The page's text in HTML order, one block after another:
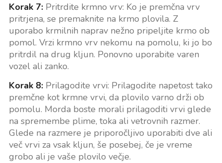
Korak 7:Pritrdite krmno vrv: Ko je premčna vrv
pritrjena, se premaknite na krmo plovila. Z
uporabo krmilnih naprav nežno pripeljite krmo ob
pomol. Vrzi krmno vrv nekomu na pomolu, ki jo bo
pritrdil na drug kljun. Ponovno uporabite varen
vozel ali zanko.
Korak 8:Prilagodite vrvi: Prilagodite napetost tako
premčne kot krmne vrvi, da plovilo varno drži ob
pomolu. Morda boste morali prilagoditi vrvi glede
na spremembe plime, toka ali vetrovnih razmer.
Glede na razmere je priporočljivo uporabiti dve ali
več vrvi za vsak kljun, še posebej, če je vreme
grobo ali je vaše plovilo večje.